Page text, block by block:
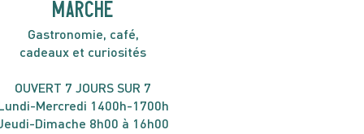
MARCHÉ
Gastronomie, café,
cadeaux et curiosités
OUVERT 7 JOURS SUR 7
Mercredi 1400h-1700h
Jeudi-Dimache 8h00 à 16h00